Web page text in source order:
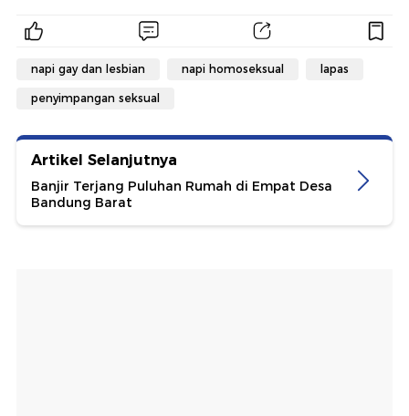
napi gay dan lesbian napi homoseksual lapas
penyimpangan seksual
Artikel Selanjutnya
Banjir Terjang Puluhan Rumah di Empat Desa
Bandung Barat